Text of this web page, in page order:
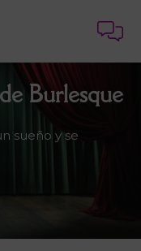
Burlesque
sueño y se